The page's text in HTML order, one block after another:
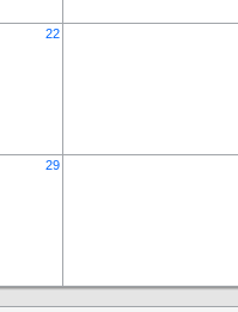
22
29